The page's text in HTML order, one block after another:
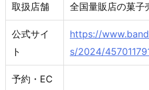
取扱店舗 全国量販店の菓子
公式サイ
ト
https://
s/2024/
予約・EC